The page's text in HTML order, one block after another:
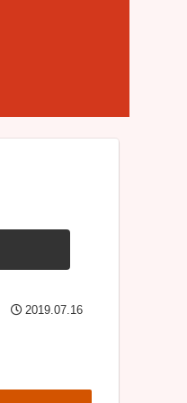
2019.07.16